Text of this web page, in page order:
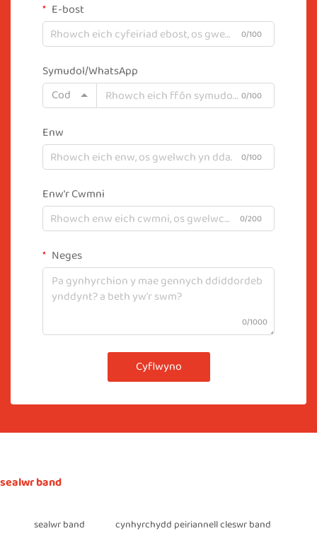
E-bost
0/100
Symudol/WhatsApp
Cod
0/100
Enw
0/100
Enw'r Cwmni
0/200
Neges
0/1000
Cyflwyno
sealwr band
sealwr band
cynhyrchydd peiriannell cleswr band